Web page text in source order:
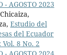
- AGOSTO 2023
Estudio del
del Ecuador
8 No. 2